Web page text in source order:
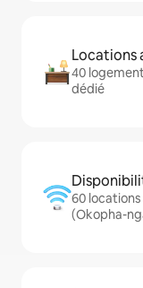
Locations
40
dédié
60
(Okopha-